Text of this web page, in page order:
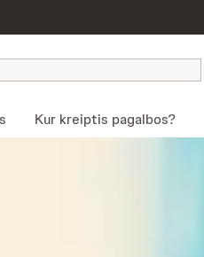
Kur kreiptis pagalbos?